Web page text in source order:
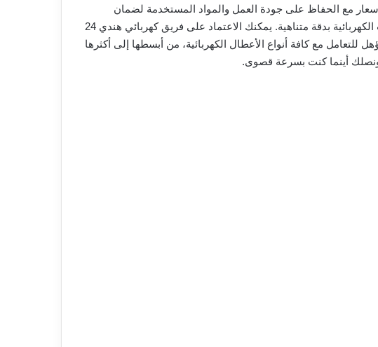
مع الحفاظ على جودة العمل والمواد المستخدمة لضمان
رضاكم التام. كما يتوفر لدينا كهربائي منازل باكستاني يتمتع بمهارة عالية في تنفيذ جميع أعمال الصيانة والتركيبات الكهربائية بدقة متناهية. يمكنك الاعتماد على فريق كهربائي هندي 24
مع كافة أنواع الأعطال الكهربائية، من أبسطها إلى أكثرها
ونصلك أينما كنت بسرعة قصوى.